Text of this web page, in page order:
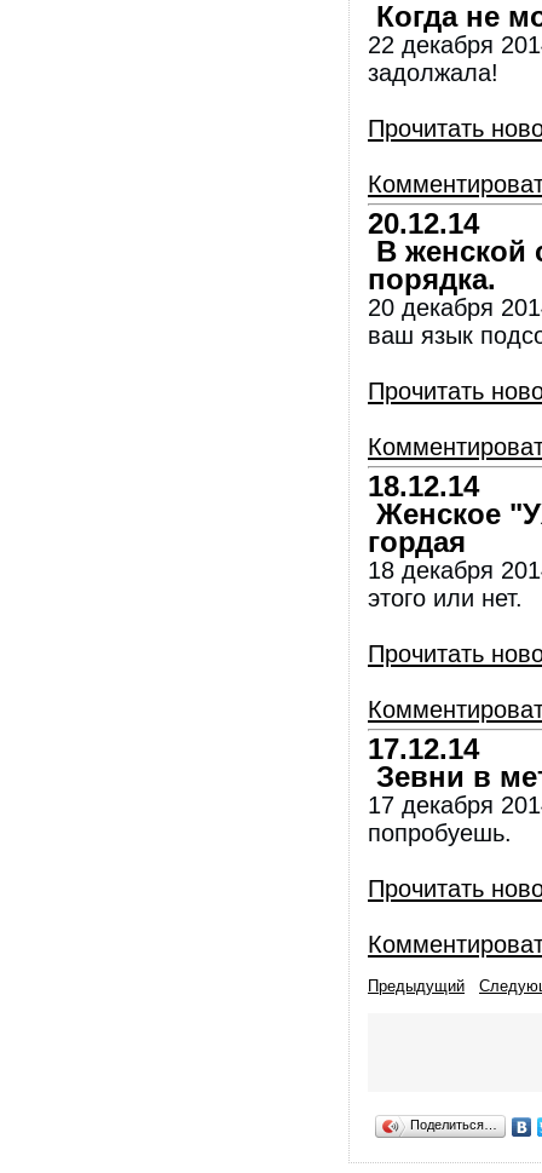
Когда не
22 декабря
задолжала!
Прочитать
20.12.14
В женской
порядка.
20 декабря
ваш язык
Прочитать
18.12.14
Женское
гордая
18 декабря
этого или нет.
Прочитать
17.12.14
Зевни в
17 декабря
попробуешь.
Прочитать
Предыдущий
Поделиться…